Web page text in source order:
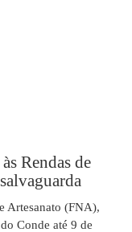
Rendas de
Artesanato (FNA),
Conde até 9 de